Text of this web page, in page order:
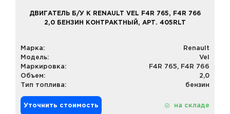
ДВИГАТЕЛЬ Б/У К RENAULT VEL F4R 765, F4R 766
2,0 БЕНЗИН КОНТРАКТНЫЙ, АРТ. 405RLT
Марка:
Renault
Модель:
Vel
Маркировка:
F4R 765, F4R 766
Объем:
2,0
Тип топлива:
бензин
Уточнить стоимость на складе